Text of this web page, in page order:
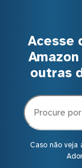
Acesse
outras
Caso não veja